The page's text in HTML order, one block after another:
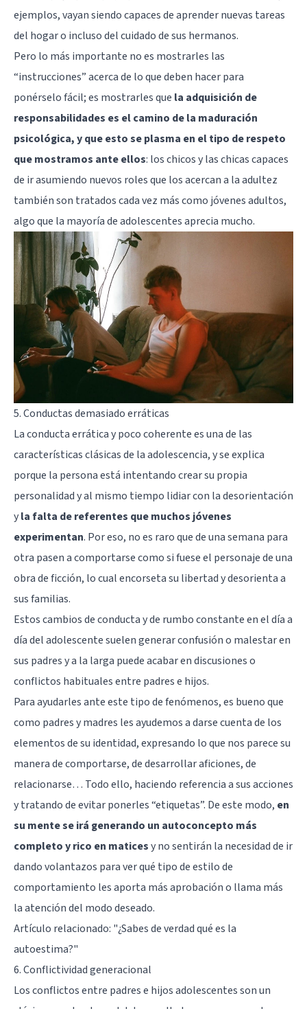
ejemplos, vayan siendo capaces de aprender nuevas tareas
del hogar o incluso del cuidado de sus hermanos.
Pero lo más importante no es mostrarles las
“instrucciones” acerca de lo que deben hacer para
ponérselo fácil; es mostrarles que la adquisición de
responsabilidades es el camino de la maduración
psicológica, y que esto se plasma en el tipo de respeto
que mostramos ante ellos: los chicos y las chicas capaces
de ir asumiendo nuevos roles que los acercan a la adultez
también son tratados cada vez más como jóvenes adultos,
algo que la mayoría de adolescentes aprecia mucho.
5. Conductas demasiado erráticas
La conducta errática y poco coherente es una de las
características clásicas de la adolescencia, y se explica
porque la persona está intentando crear su propia
personalidad y al mismo tiempo lidiar con la desorientación
yla falta de referentes que muchos jóvenes
experimentan. Por eso, no es raro que de una semana para
otra pasen a comportarse como si fuese el personaje de una
obra de ficción, lo cual encorseta su libertad y desorienta a
sus familias.
Estos cambios de conducta y de rumbo constante en el día a
día del adolescente suelen generar confusión o malestar en
sus padres y a la larga puede acabar en discusiones o
conflictos habituales entre padres e hijos.
Para ayudarles ante este tipo de fenómenos, es bueno que
como padres y madres les ayudemos a darse cuenta de los
elementos de su identidad, expresando lo que nos parece su
manera de comportarse, de desarrollar aficiones, de
relacionarse… Todo ello, haciendo referencia a sus acciones
y tratando de evitar ponerles “etiquetas”. De este modo, en
su mente se irá generando un autoconcepto más
completo y rico en maticesy no sentirán la necesidad de ir
dando volantazos para ver qué tipo de estilo de
comportamiento les aporta más aprobación o llama más
la atención del modo deseado.
Artículo relacionado: "¿Sabes de verdad qué es la
autoestima?"
6. Conflictividad generacional
Los conflictos entre padres e hijos adolescentes son un